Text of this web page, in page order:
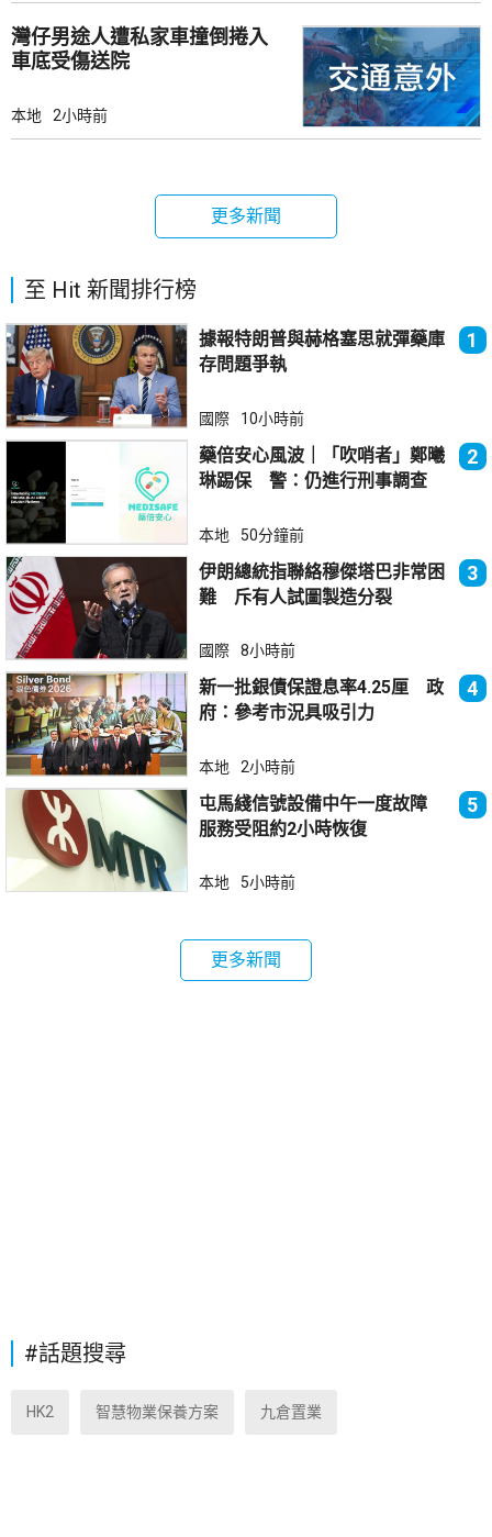
灣仔男途人遭私家車撞倒捲入
車底受傷送院
本地 2小時前
更多新聞
至 Hit 新聞排行榜
據報特朗普與赫格塞思就彈藥庫
存問題爭執
1
國際 10小時前
藥倍安心風波｜「吹哨者」鄭曦
琳踢保 警：仍進行刑事調查
2
本地 50分鐘前
伊朗總統指聯絡穆傑塔巴非常困
難 斥有人試圖製造分裂
3
國際 8小時前
新一批銀債保證息率4.25厘 政
府：參考市況具吸引力
4
本地 2小時前
屯馬綫信號設備中午一度故障
服務受阻約2小時恢復
5
本地 5小時前
更多新聞
#話題搜尋
HK2 智慧物業保養方案 九倉置業